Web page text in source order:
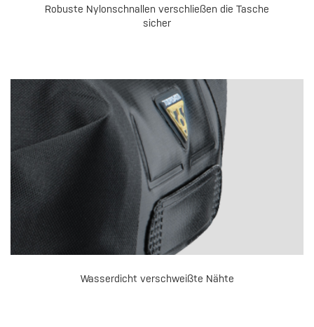
Robuste Nylonschnallen verschließen die Tasche
sicher
Wasserdicht verschweißte Nähte